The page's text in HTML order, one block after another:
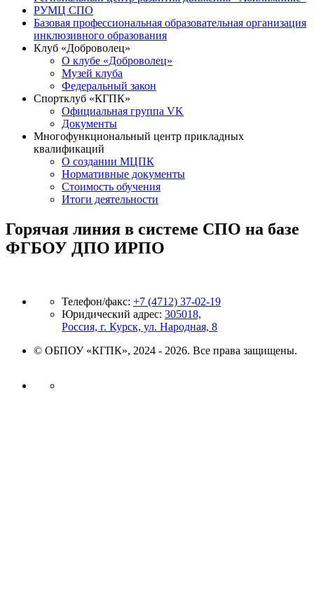
РУМЦ СПО
Базовая профессиональная образовательная организация
инклюзивного образования
Клуб «Доброволец»
О клубе «Доброволец»
Музей клуба
Федеральный закон
Спортклуб «КГПК»
Официальная группа VK
Документы
Многофункциональный центр прикладных
квалификаций
О создании МЦПК
Нормативные документы
Стоимость обучения
Итоги деятельности
Горячая линия в системе СПО на базе
ФГБОУ ДПО ИРПО
Телефон/факс: +7 (4712) 37-02-19
Юридический адрес: 305018,
Россия, г. Курск, ул. Народная, 8
© ОБПОУ «КГПК», 2024 - 2026. Все права защищены.